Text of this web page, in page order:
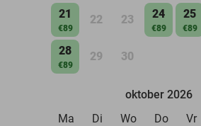
21
€89
22 23 24
€89
25
€89
28
€89
29 30
oktober 2026
Ma
Di Wo Do Vr